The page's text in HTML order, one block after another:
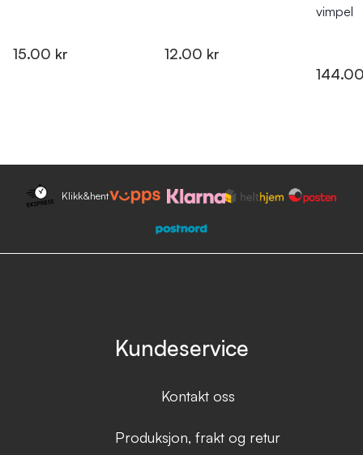
15.00 kr 12.00 kr
vimpel
Klikk&hent
Kundeservice
Kontakt oss
Produksjon, frakt og retur